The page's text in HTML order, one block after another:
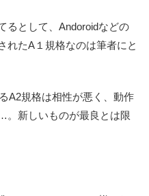
るとして、Andoroidなどの
れたA１規格なのは筆者にと
A2規格は相性が悪く、動作
新しいものが最良とは限